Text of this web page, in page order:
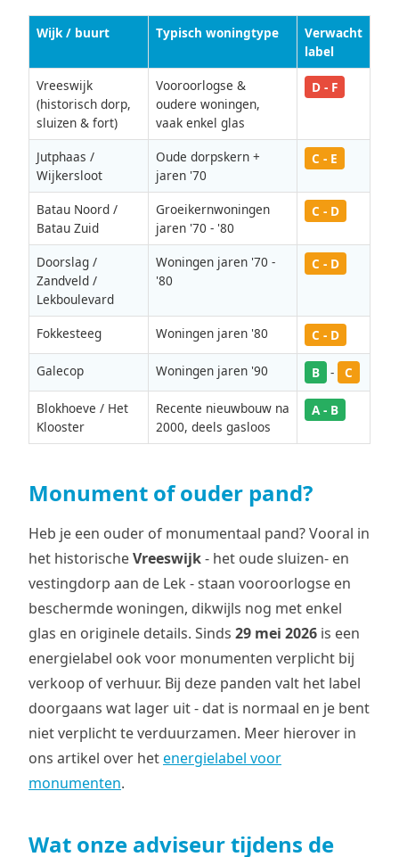
Wijk / buurt Typisch woningtype
Verwacht
label
Vreeswijk
(historisch dorp,
sluizen & fort)
Vooroorlogse &
oudere woningen,
vaak enkel glas
D - F
Jutphaas /
Wijkersloot
Oude dorpskern +
jaren '70
C - E
Batau Noord /
Batau Zuid
Groeikernwoningen
jaren '70 - '80
C - D
Doorslag /
Zandveld /
Lekboulevard
Woningen jaren '70 -
'80
C - D
Fokkesteeg Woningen jaren '80 C - D
Galecop Woningen jaren '90 B - C
Blokhoeve / Het
Klooster
Recente nieuwbouw na
2000, deels gasloos
A - B
Monument of ouder pand?
Heb je een ouder of monumentaal pand? Vooral in
het historischeVreeswijk- het oude sluizen- en
vestingdorp aan de Lek - staan vooroorlogse en
beschermde woningen, dikwijls nog met enkel
glas en originele details. Sinds 29 mei 2026 is een
energielabel ook voor monumenten verplicht bij
verkoop of verhuur. Bij deze panden valt het label
doorgaans wat lager uit - dat is normaal en je bent
niet verplicht te verduurzamen. Meer hierover in
ons artikel over hetenergielabel voor
monumenten.
Wat onze adviseur tijdens de